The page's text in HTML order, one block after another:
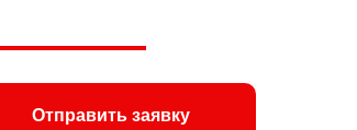
Отправить заявку